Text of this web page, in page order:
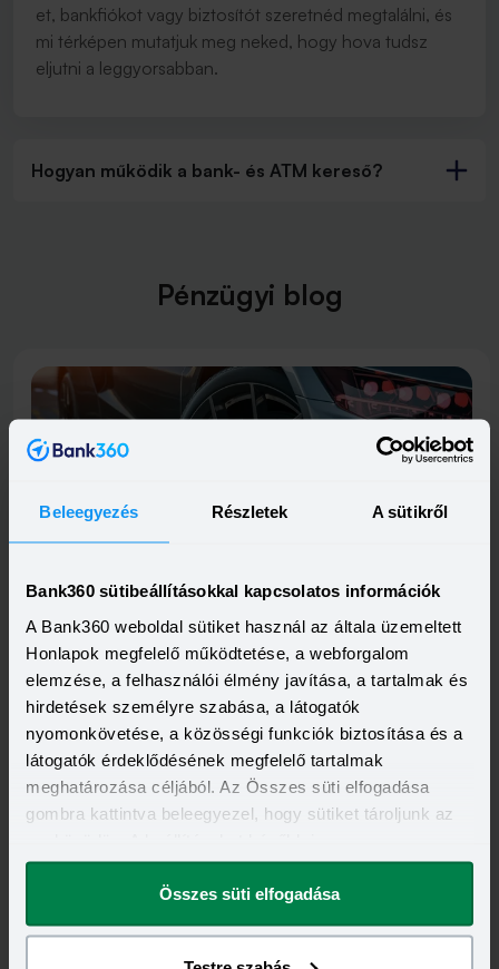
Beleegyezés Részletek A sütikről
Bank360 sütibeállításokkal kapcsolatos információk
A Bank360 weboldal sütiket használ az általa üzemeltett
Honlapok megfelelő működtetése, a webforgalom
elemzése, a felhasználói élmény javítása, a tartalmak és
hirdetések személyre szabása, a látogatók
nyomonkövetése, a közösségi funkciók biztosítása és a
látogatók érdeklődésének megfelelő tartalmak
meghatározása céljából. Az Összes süti elfogadása
gombra kattintva beleegyezel, hogy sütiket tároljunk az
megváltoztathatod.
Összes süti elfogadása
et, bankfiókot vagy biztosítót szeretnéd megtalálni, és
mi térképen mutatjuk meg neked, hogy hova tudsz
eljutni a leggyorsabban.
Hogyan működik a bank- és ATM kereső?
Pénzügyi blog
Invalid DateTime
mielőtt először belevágsz
nagyobb értékű eszközt szeretnének használni anélkül, hogy
azt egy összegben ki kellene fizetniük. Elsőre azonban
könnyű elveszni a részletekben: önerő, maradványérték,
THM, GAP – csak néhány azok közül a fogalmak közül,
amelyekkel biztosan találkozol.
Elolvasom
Egy gombóc fagyi ára: mindössze ennyibe kerül a
biztonság külföldön
volt, de nincs tőle sokkal lemaradva a júniust megnyerő